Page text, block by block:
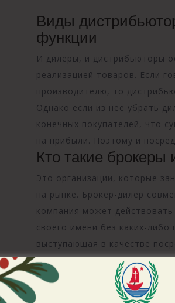
Виды
функции
И дилеры, и дистрибьюторы
реализацией товаров. Если
производителю, то
Однако если из нее убрать
конечных покупателей, что
на прибыли. Поэтому и
Кто такие
Это организации, которые
на рынке. Брокер-дилер
компания может
своего имени без каких-
выступающая в качестве
приобрести товар
дилером данные устраивают
обязанностей дилера